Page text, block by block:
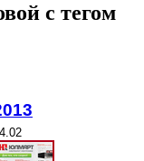
с тегом